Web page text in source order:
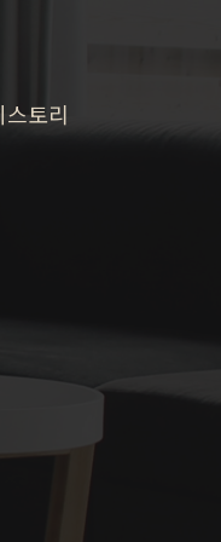
스토리